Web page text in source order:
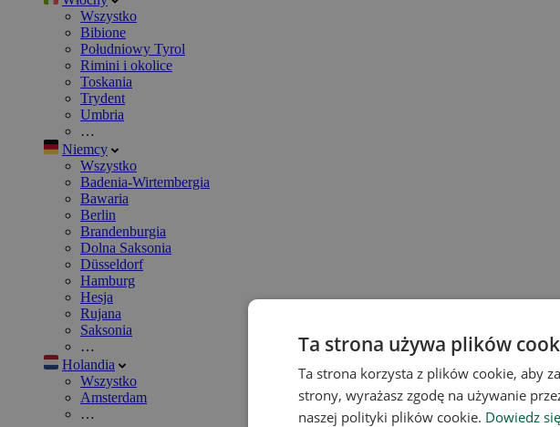
Wszystko
Bibione
Południowy Tyrol
Rimini i okolice
Toskania
Trydent
Umbria
…
Niemcy
Wszystko
Badenia-Wirtembergia
Bawaria
Berlin
Brandenburgia
Dolna Saksonia
Düsseldorf
Hamburg
Hesja
Rujana
Saksonia
…
Holandia
Wszystko
Amsterdam
…
Ta strona używa plików
Ta strona korzysta z plików cookie, aby
strony, wyrażasz zgodę na używanie
naszej polityki plików cookie. Dowiedz